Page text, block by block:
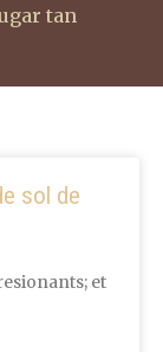
tan
sol de
et